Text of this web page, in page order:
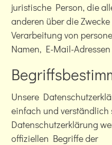
juristische Person, die
anderen über die
Verarbeitung von
Namen, E-Mail-
Unsere
einfach und
Datenschutzerklärung
offiziellen Begriffe der